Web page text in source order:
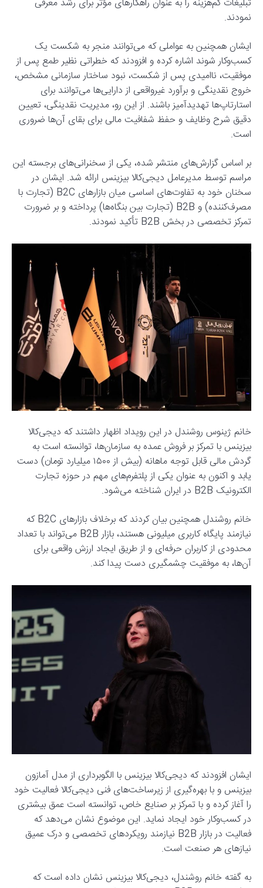
تبلیغات کم‌هزینه را به عنوان راهکارهای مؤثر برای رشد معرفی
نمودند.
ایشان همچنین به عواملی که می‌توانند منجر به شکست یک
کسب‌وکار شوند اشاره کرده و افزودند که خطراتی نظیر طمع پس از
موفقیت، ناامیدی پس از شکست، نبود ساختار سازمانی مشخص،
خروج نقدینگی و برآورد غیرواقعی از دارایی‌ها می‌توانند برای
استارتاپ‌ها تهدیدآمیز باشند. از این رو، مدیریت نقدینگی، تعیین
دقیق شرح وظایف و حفظ شفافیت مالی برای بقای آن‌ها ضروری
است.
بر اساس گزارش‌های منتشر شده، یکی از سخنرانی‌های برجسته این
مراسم توسط مدیرعامل دیجی‌کالا بیزینس ارائه شد. ایشان در
سخنان خود به تفاوت‌های اساسی میان بازارهای B2C (تجارت با
مصرف‌کننده) و B2B (تجارت بین بنگاه‌ها) پرداخته و بر ضرورت
تمرکز تخصصی در بخش B2B تأکید نمودند.
خانم ژینوس روشندل در این رویداد اظهار داشتند که دیجی‌کالا
بیزینس با تمرکز بر فروش عمده به سازمان‌ها، توانسته است به
گردش مالی قابل توجه ماهانه (بیش از ۱۵۰۰ میلیارد تومان) دست
یابد و اکنون به عنوان یکی از پلتفرم‌های مهم در حوزه تجارت
الکترونیک B2B در ایران شناخته می‌شود.
خانم روشندل همچنین بیان کردند که برخلاف بازارهای B2C که
نیازمند پایگاه کاربری میلیونی هستند، بازار B2B می‌تواند با تعداد
محدودی از کاربران حرفه‌ای و از طریق ایجاد ارزش واقعی برای
آن‌ها، به موفقیت چشمگیری دست پیدا کند.
ایشان افزودند که دیجی‌کالا بیزینس با الگوبرداری از مدل آمازون
بیزینس و با بهره‌گیری از زیرساخت‌های فنی دیجی‌کالا فعالیت خود
را آغاز کرده و با تمرکز بر صنایع خاص، توانسته است عمق بیشتری
در کسب‌وکار خود ایجاد نماید. این موضوع نشان می‌دهد که
فعالیت در بازار B2B نیازمند رویکردهای تخصصی و درک عمیق
نیازهای هر صنعت است.
به گفته خانم روشندل، دیجی‌کالا بیزینس نشان داده است که